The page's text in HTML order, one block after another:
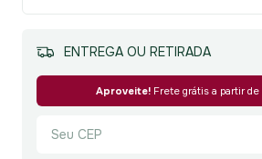
MEIOS DE ENVIO
Aproveite!Frete grátis a partir de